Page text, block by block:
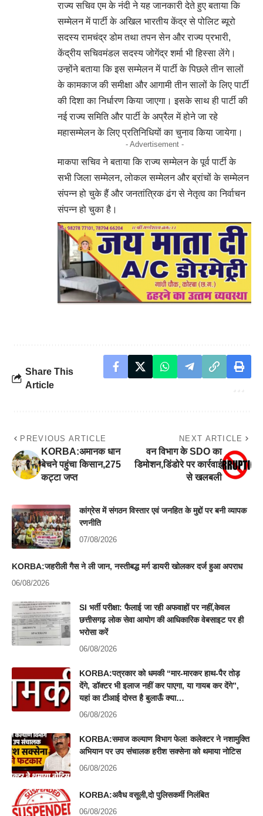
राज्य सचिव एम के नंदी ने यह जानकारी देते हुए बताया कि
सम्मेलन में पार्टी के अखिल भारतीय केंद्र से पोलिट ब्यूरो
सदस्य रामचंद्र डोम तथा तपन सेन और राज्य प्रभारी,
केंद्रीय सचिवमंडल सदस्य जोगेंद्र शर्मा भी हिस्सा लेंगे।
उन्होंने बताया कि इस सम्मेलन में पार्टी के पिछले तीन सालों
के कामकाज की समीक्षा और आगामी तीन सालों के लिए पार्टी
की दिशा का निर्धारण किया जाएगा। इसके साथ ही पार्टी की
नई राज्य समिति और पार्टी के अप्रैल में होने जा रहे
महासम्मेलन के लिए प्रतिनिधियों का चुनाव किया जायेगा।
- Advertisement -
माकपा सचिव ने बताया कि राज्य सम्मेलन के पूर्व पार्टी के
सभी जिला सम्मेलन, लोकल सम्मेलन और ब्रांचों के सम्मेलन
संपन्न हो चुके हैं और जनतांत्रिक ढंग से नेतृत्व का निर्वाचन
संपन्न हो चुका है।
Share This
Article
PREVIOUS ARTICLE
KORBA:अमानक धान
बेचने पहुंचा किसान,275
कट्टा जप्त
NEXT ARTICLE
वन विभाग के SDO का
डिमोशन,डिंडोरे पर कार्रवाई
से खलबली
कांग्रेस में संगठन विस्तार एवं जनहित के मुद्दों पर बनी व्यापक
रणनीति
07/08/2026
KORBA:जहरीली गैस ने ली जान, नस्तीबद्ध मर्ग डायरी खोलकर दर्ज हुआ अपराध
06/08/2026
SI भर्ती परीक्षा: फैलाई जा रही अफवाहों पर नहीं,केवल
छत्तीसगढ़ लोक सेवा आयोग की आधिकारिक वेबसाइट पर ही
भरोसा करें
06/08/2026
KORBA:पत्रकार को धमकी “मार-मारकर हाथ-पैर तोड़
देंगे, डॉक्टर भी इलाज नहीं कर पाएगा, या गायब कर देंगे”,
यहां का टीआई दोस्त है बुलाऊँ क्या…
06/08/2026
KORBA:समाज कल्याण विभाग फेल! कलेक्टर ने नशामुक्ति
अभियान पर उप संचालक हरीश सक्सेना को थमाया नोटिस
06/08/2026
KORBA:अवैध वसूली,दो पुलिसकर्मी निलंबित
06/08/2026